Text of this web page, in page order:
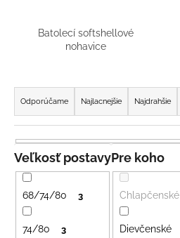
Batolecí softshellové
nohavice
R
a
d
e
n
i
e
p
Odporúčame Najlacnejšie Najdrahšie
Pre koho
Chlapčenské
Dievčenské
Veľkosť postavy
68/74/80 3
74/80 3
HĽADAŤ
O
d
p